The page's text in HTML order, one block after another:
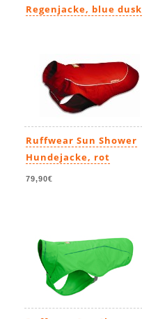
Regenjacke, blue dusk
Ruffwear Sun Shower
Hundejacke, rot
79,90€